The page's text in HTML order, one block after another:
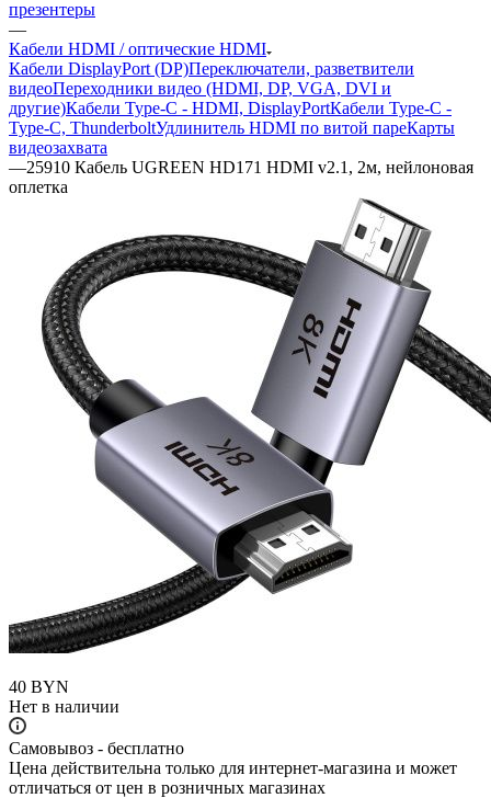
презентеры
—
Кабели HDMI / оптические HDMI
Кабели DisplayPort (DP)Переключатели, разветвители
видеоПереходники видео (HDMI, DP, VGA, DVI и
другие)Кабели Type-C - HDMI, DisplayPortКабели Type-C -
Type-C, ThunderboltУдлинитель HDMI по витой пареКарты
видеозахвата
—25910 Кабель UGREEN HD171 HDMI v2.1, 2м, нейлоновая
оплетка
40 BYN
Нет в наличии
Самовывоз - бесплатно
Цена действительна только для интернет-магазина и может
отличаться от цен в розничных магазинах